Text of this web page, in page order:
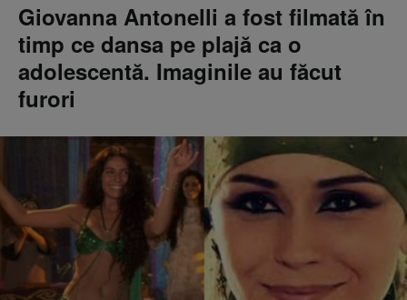
Giovanna Antonelli a fost filmată în
timp ce dansa pe plajă ca o
adolescentă. Imaginile au făcut
furori